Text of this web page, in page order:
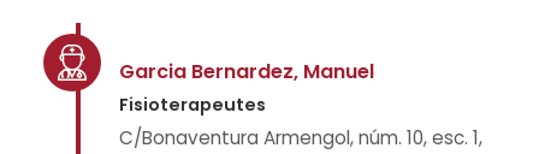
Garcia Bernardez, Manuel
Fisioterapeutes
C/Bonaventura Armengol, núm. 10, esc. 1,